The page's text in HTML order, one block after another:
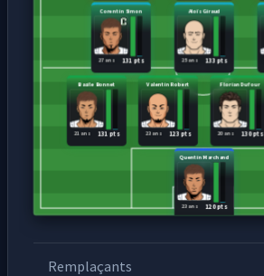
Quentin Marchand
120 pts
23 ans
Basile Bonnet
131 pts
21 ans
Valentin Robert
123 pts
23 ans
Florian Dufour
130 pts
20 ans
Corentin Simon
131 pts
27 ans
Aloïs Giraud
133 pts
25 ans
Remplaçants